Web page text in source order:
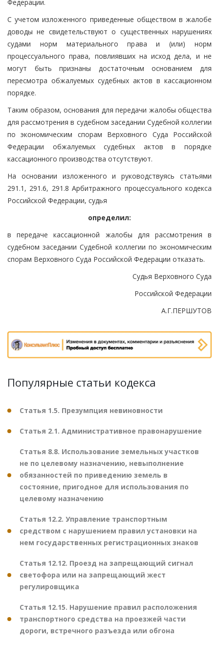
Федерации.
С учетом изложенного приведенные обществом в жалобе
доводы не свидетельствуют о существенных нарушениях
судами норм материального права и (или) норм
процессуального права, повлиявших на исход дела, и не
могут быть признаны достаточным основанием для
пересмотра обжалуемых судебных актов в кассационном
порядке.
Таким образом, основания для передачи жалобы общества
для рассмотрения в судебном заседании Судебной коллегии
по экономическим спорам Верховного Суда Российской
Федерации обжалуемых судебных актов в порядке
кассационного производства отсутствуют.
На основании изложенного и руководствуясь статьями
291.1, 291.6, 291.8 Арбитражного процессуального кодекса
Российской Федерации, судья
определил:
в передаче кассационной жалобы для рассмотрения в
судебном заседании Судебной коллегии по экономическим
спорам Верховного Суда Российской Федерации отказать.
Судья Верховного Суда
Российской Федерации
А.Г.ПЕРШУТОВ
Популярные статьи кодекса
Статья 1.5. Презумпция невиновности
Статья 2.1. Административное правонарушение
Статья 8.8. Использование земельных участков
не по целевому назначению, невыполнение
обязанностей по приведению земель в
состояние, пригодное для использования по
целевому назначению
Статья 12.2. Управление транспортным
средством с нарушением правил установки на
нем государственных регистрационных знаков
Статья 12.12. Проезд на запрещающий сигнал
светофора или на запрещающий жест
регулировщика
Статья 12.15. Нарушение правил расположения
транспортного средства на проезжей части
дороги, встречного разъезда или обгона